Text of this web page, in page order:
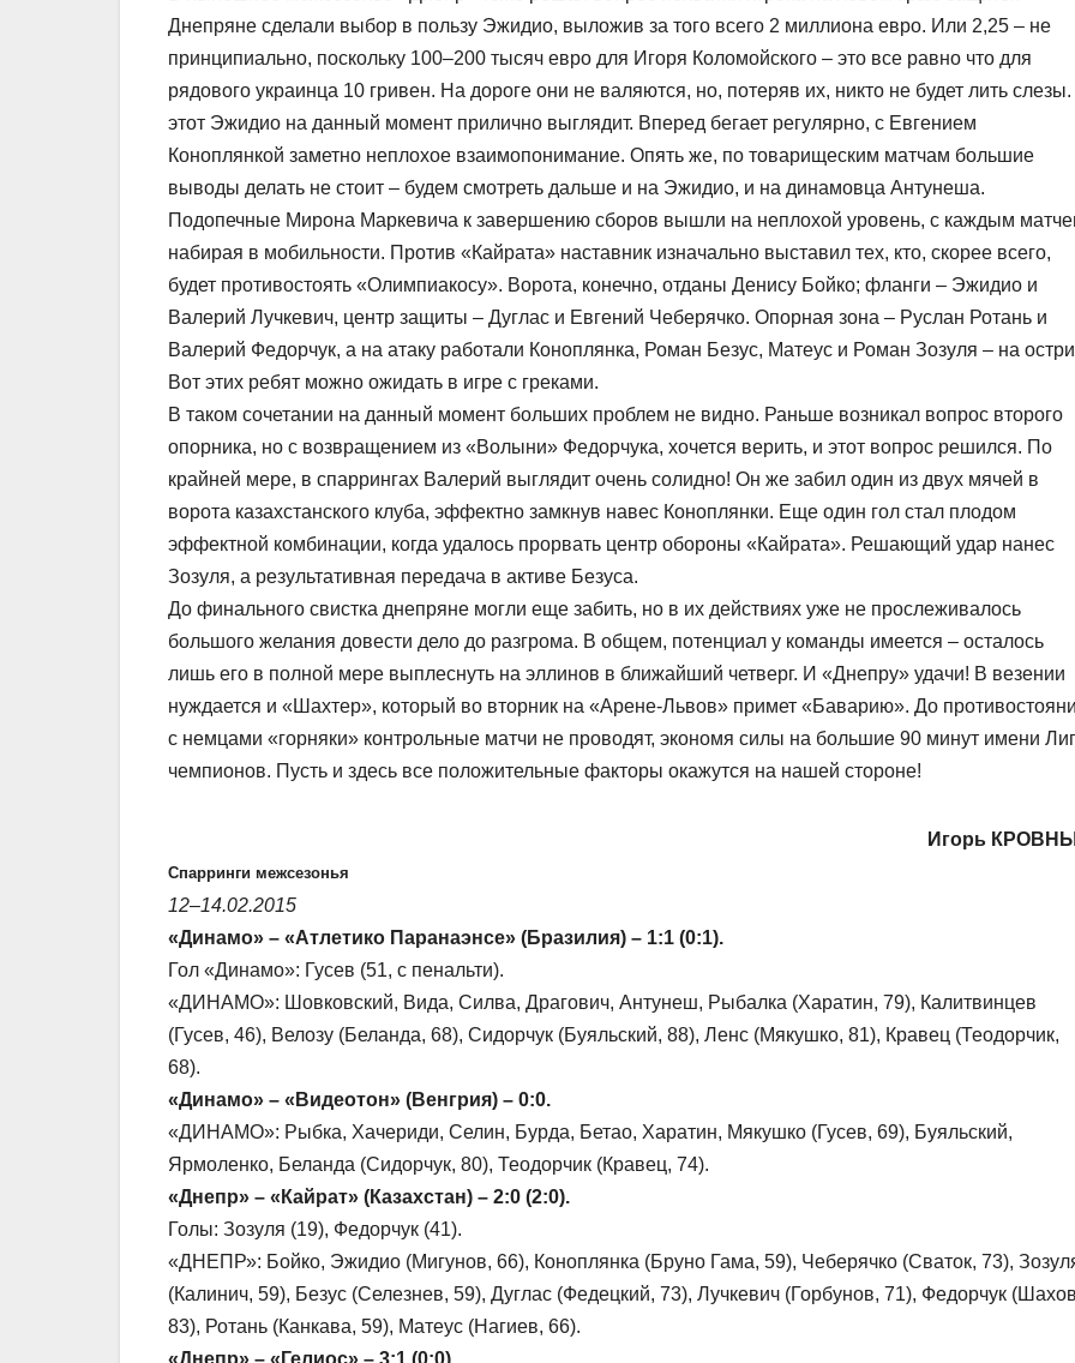
Днепряне сделали выбор в пользу Эжидио, выложив за того всего 2 миллиона евро. Или 2,25 – не
принципиально, поскольку 100–200 тысяч евро для Игоря Коломойского – это все равно что для
рядового украинца 10 гривен. На дороге они не валяются, но, потеряв их, никто не будет лить слезы.
этот Эжидио на данный момент прилично выглядит. Вперед бегает регулярно, с Евгением
Коноплянкой заметно неплохое взаимопонимание. Опять же, по товарищеским матчам большие
выводы делать не стоит – будем смотреть дальше и на Эжидио, и на динамовца Антунеша.
Подопечные Мирона Маркевича к завершению сборов вышли на неплохой уровень, с каждым
набирая в мобильности. Против «Кайрата» наставник изначально выставил тех, кто, скорее всего,
будет противостоять «Олимпиакосу». Ворота, конечно, отданы Денису Бойко; фланги – Эжидио и
Валерий Лучкевич, центр защиты – Дуглас и Евгений Чеберячко. Опорная зона – Руслан Ротань и
Валерий Федорчук, а на атаку работали Коноплянка, Роман Безус, Матеус и Роман Зозуля – на
Вот этих ребят можно ожидать в игре с греками.
В таком сочетании на данный момент больших проблем не видно. Раньше возникал вопрос второго
опорника, но с возвращением из «Волыни» Федорчука, хочется верить, и этот вопрос решился. По
крайней мере, в спаррингах Валерий выглядит очень солидно! Он же забил один из двух мячей в
ворота казахстанского клуба, эффектно замкнув навес Коноплянки. Еще один гол стал плодом
эффектной комбинации, когда удалось прорвать центр обороны «Кайрата». Решающий удар нанес
Зозуля, а результативная передача в активе Безуса.
До финального свистка днепряне могли еще забить, но в их действиях уже не прослеживалось
большого желания довести дело до разгрома. В общем, потенциал у команды имеется – осталось
лишь его в полной мере выплеснуть на эллинов в ближайший четверг. И «Днепру» удачи! В везении
нуждается и «Шахтер», который во вторник на «Арене-Львов» примет «Баварию». До
с немцами «горняки» контрольные матчи не проводят, экономя силы на большие 90 минут имени
чемпионов. Пусть и здесь все положительные факторы окажутся на нашей стороне!
Игорь
Спарринги межсезонья
12–14.02.2015
«Динамо» – «Атлетико Паранаэнсе» (Бразилия) – 1:1 (0:1).
Гол «Динамо»: Гусев (51, с пенальти).
«ДИНАМО»: Шовковский, Вида, Силва, Драгович, Антунеш, Рыбалка (Харатин, 79), Калитвинцев
(Гусев, 46), Велозу (Беланда, 68), Сидорчук (Буяльский, 88), Ленс (Мякушко, 81), Кравец (Теодорчик,
68).
«Динамо» – «Видеотон» (Венгрия) – 0:0.
«ДИНАМО»: Рыбка, Хачериди, Селин, Бурда, Бетао, Харатин, Мякушко (Гусев, 69), Буяльский,
Ярмоленко, Беланда (Сидорчук, 80), Теодорчик (Кравец, 74).
«Днепр» – «Кайрат» (Казахстан) – 2:0 (2:0).
Голы: Зозуля (19), Федорчук (41).
«ДНЕПР»: Бойко, Эжидио (Мигунов, 66), Коноплянка (Бруно Гама, 59), Чеберячко (Сваток, 73),
(Калинич, 59), Безус (Селезнев, 59), Дуглас (Федецкий, 73), Лучкевич (Горбунов, 71), Федорчук
83), Ротань (Канкава, 59), Матеус (Нагиев, 66).
«Днепр» – «Гелиос» – 3:1 (0:0).